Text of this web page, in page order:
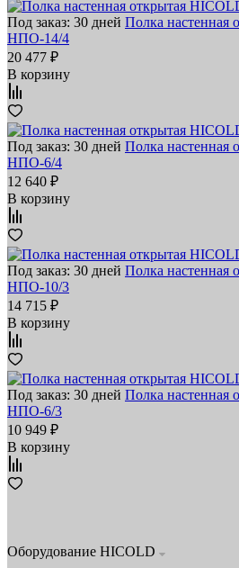
Под заказ: 30 дней Полка настенная
НПО-14/4
20 477 ₽
В корзину
Под заказ: 30 дней Полка настенная
НПО-6/4
12 640 ₽
В корзину
Под заказ: 30 дней Полка настенная
НПО-10/3
14 715 ₽
В корзину
Под заказ: 30 дней Полка настенная
НПО-6/3
10 949 ₽
В корзину
Оборудование HICOLD